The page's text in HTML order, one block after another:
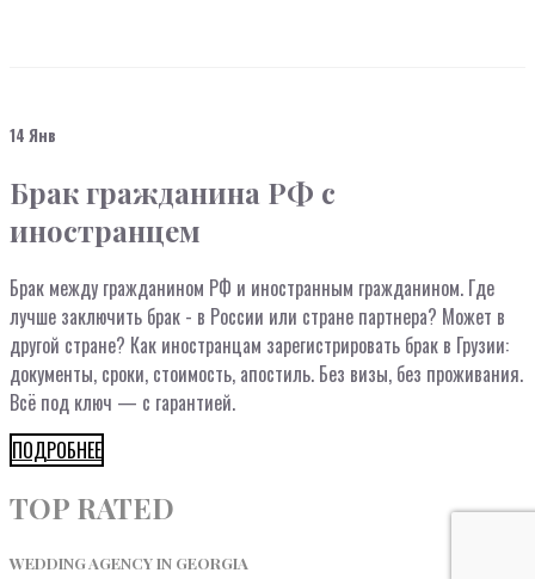
14 Янв
Брак гражданина РФ с
иностранцем
Брак между гражданином РФ и иностранным гражданином. Где
лучше заключить брак - в России или стране партнера? Может в
другой стране? Как иностранцам зарегистрировать брак в Грузии:
документы, сроки, стоимость, апостиль. Без визы, без проживания.
Всё под ключ — с гарантией.
ПОДРОБНЕЕ
TOP RATED
WEDDING AGENCY IN GEORGIA